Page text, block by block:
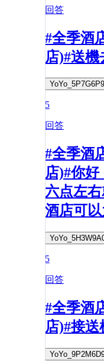
回答
#全季酒
店)#送
5
回答
#全季酒
店)#你
六点左
酒店可
5
回答
#全季酒
店)#接送